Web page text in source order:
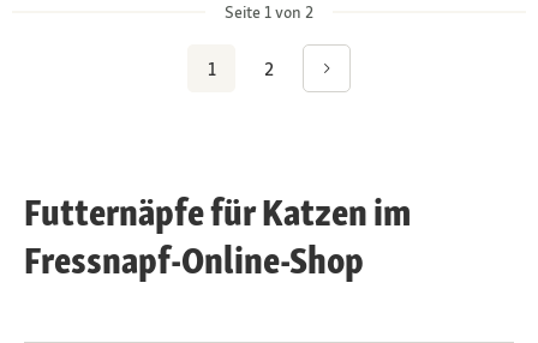
Seite 1 von 2
1 2
Futternäpfe für Katzen im
Fressnapf-Online-Shop